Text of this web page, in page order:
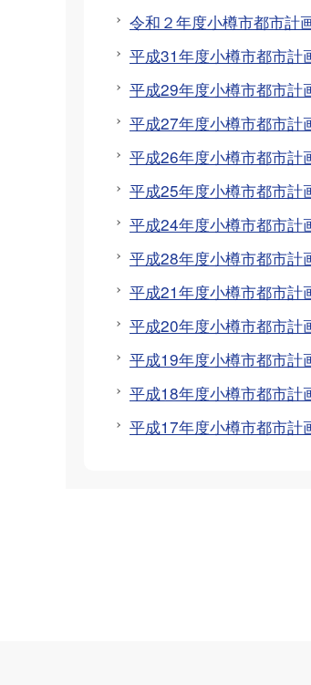
令和２年度小樽市都市計
平成31年度小樽市都市計
平成29年度小樽市都市計
平成27年度小樽市都市計
平成26年度小樽市都市計
平成25年度小樽市都市計
平成24年度小樽市都市計
平成28年度小樽市都市計
平成21年度小樽市都市計
平成20年度小樽市都市計
平成19年度小樽市都市計
平成18年度小樽市都市計
平成17年度小樽市都市計